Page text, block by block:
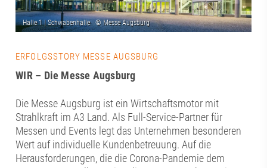
ERFOLGSSTORY MESSE AUGSBURG
WIR – Die Messe Augsburg
Die Messe Augsburg ist ein Wirtschaftsmotor mit
Strahlkraft im A3 Land. Als Full-Service-Partner für
Messen und Events legt das Unternehmen besonderen
Wert auf individuelle Kundenbetreuung. Auf die
Herausforderungen, die die Corona-Pandemie dem